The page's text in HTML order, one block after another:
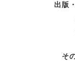
出版
そ